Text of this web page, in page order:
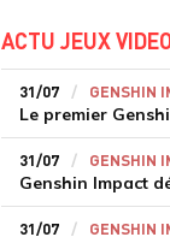
ACTU JEUX
31/07 GENSHIN
31/07 GENSHIN
31/07 GENSHIN